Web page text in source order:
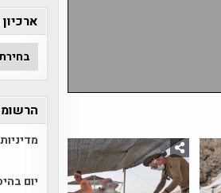
ארכיון
הכתבות
יום